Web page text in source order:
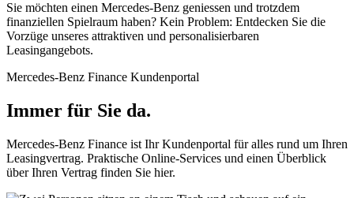
Sie möchten einen Mercedes-Benz geniessen und trotzdem
finanziellen Spielraum haben? Kein Problem: Entdecken Sie die
Vorzüge unseres attraktiven und personalisierbaren
Leasingangebots.
Mercedes-Benz Finance Kundenportal
Immer für Sie da.
Mercedes-Benz Finance ist Ihr Kundenportal für alles rund um Ihren
Leasingvertrag. Praktische Online-Services und einen Überblick
über Ihren Vertrag finden Sie hier.